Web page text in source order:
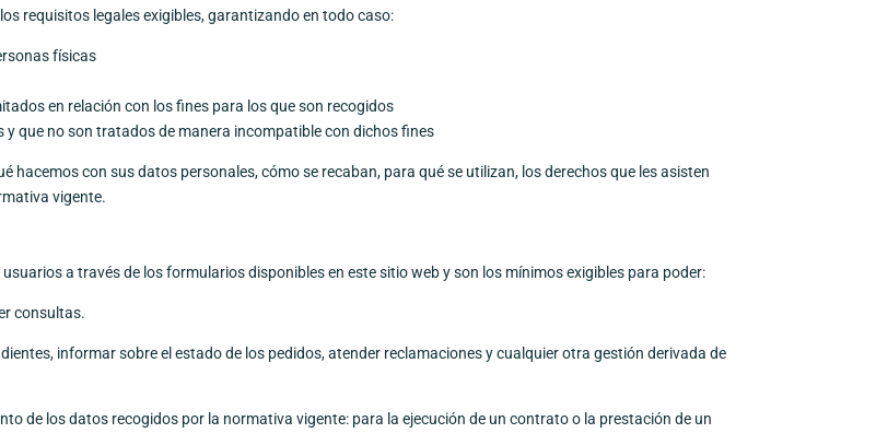
requisitos legales exigibles, garantizando en todo caso:
físicas
en relación con los fines para los que son recogidos
que no son tratados de manera incompatible con dichos fines
con sus datos personales, cómo se recaban, para qué se utilizan, los derechos que les asisten
vigente.
a través de los formularios disponibles en este sitio web y son los mínimos exigibles para poder:
consultas.
informar sobre el estado de los pedidos, atender reclamaciones y cualquier otra gestión derivada de
de los datos recogidos por la normativa vigente: para la ejecución de un contrato o la prestación de un